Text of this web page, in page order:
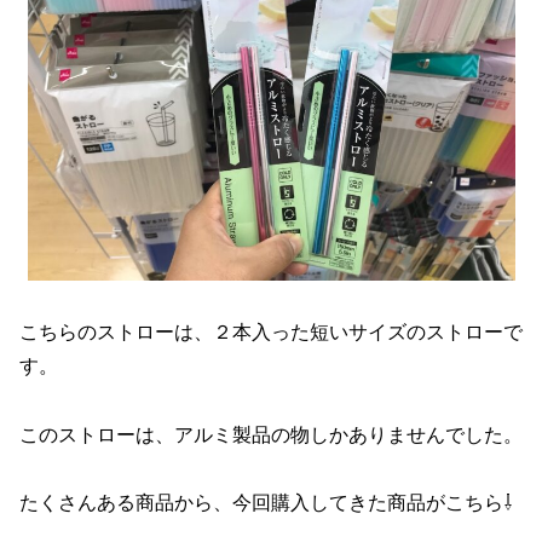
こちらのストローは、２本入った短いサイズのストローで
す。
このストローは、アルミ製品の物しかありませんでした。
たくさんある商品から、今回購入してきた商品がこちら⇩